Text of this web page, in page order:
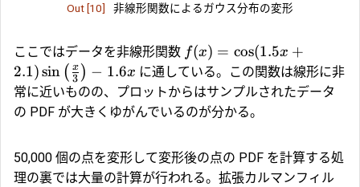
Out [10] 非線形関数によるガウス分布の変形
ここではデータを非線形関数 f(x) = cos(1.5x +
2.1)sin ( 3
x ) − 1.6x に通している。この関数は線形に非
常に近いものの、プロットからはサンプルされたデータ
の PDF が大きくゆがんでいるのが分かる。
50,000 個の点を変形して変形後の点の PDF を計算する処
理の裏では大量の計算が行われる。拡張カルマンフィル